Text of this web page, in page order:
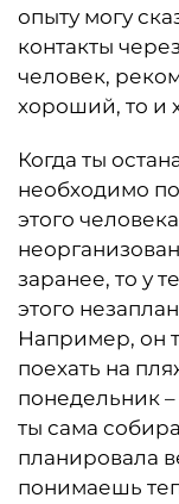
опыту могу
контакты
человек,
хороший, то и
Когда ты
необходимо
этого
заранее, то у
этого
Например, он
поехать на
понедельник –
ты сама
планировала
понимаешь